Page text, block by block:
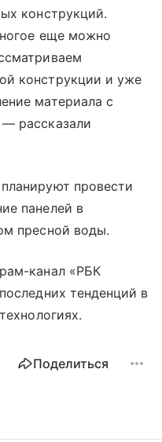
конструкций.
еще можно
конструкции и уже
материала с
рассказали
провести
панелей в
пресной воды.
канал «РБК
тенденций в
Поделиться